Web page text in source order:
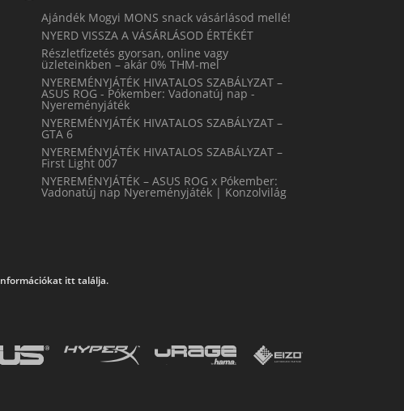
Ajándék Mogyi MONS snack vásárlásod mellé!
NYERD VISSZA A VÁSÁRLÁSOD ÉRTÉKÉT
Részletfizetés gyorsan, online vagy
üzleteinkben – akár 0% THM-mel
NYEREMÉNYJÁTÉK HIVATALOS SZABÁLYZAT –
ASUS ROG - Pókember: Vadonatúj nap -
Nyereményjáték
NYEREMÉNYJÁTÉK HIVATALOS SZABÁLYZAT –
GTA 6
NYEREMÉNYJÁTÉK HIVATALOS SZABÁLYZAT –
First Light 007
NYEREMÉNYJÁTÉK – ASUS ROG x Pókember:
Vadonatúj nap Nyereményjáték | Konzolvilág
itt találja.